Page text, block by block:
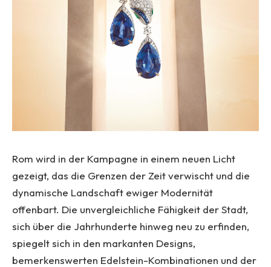
Rom wird in der Kampagne in einem neuen Licht
gezeigt, das die Grenzen der Zeit verwischt und die
dynamische Landschaft ewiger Modernität
offenbart. Die unvergleichliche Fähigkeit der Stadt,
sich über die Jahrhunderte hinweg neu zu erfinden,
spiegelt sich in den markanten Designs,
bemerkenswerten Edelstein-Kombinationen und der